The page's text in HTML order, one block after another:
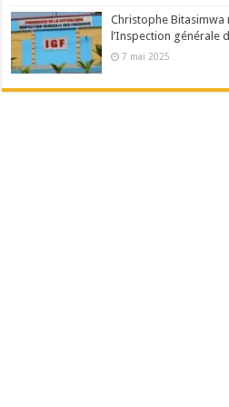
Christophe Bitasimwa
l’Inspection générale
7 mai 2025